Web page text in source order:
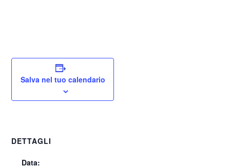
Salva nel tuo calendario
DETTAGLI
Data: